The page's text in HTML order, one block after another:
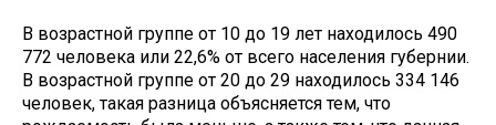
В возрастной группе от 10 до 19 лет находилось 490
772 человека или 22,6% от всего населения губернии.
В возрастной группе от 20 до 29 находилось 334 146
человек, такая разница объясняется тем, что